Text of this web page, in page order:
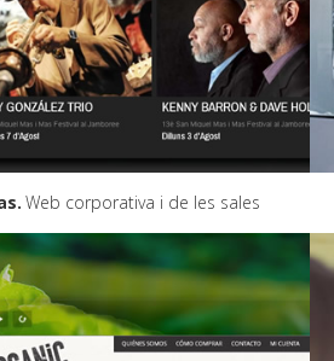
Web corporativa i de les sales